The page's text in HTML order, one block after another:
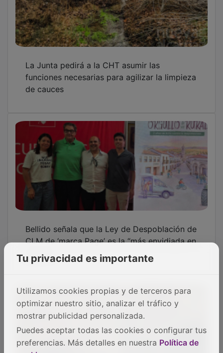
La Junta pedirá a la CHT asumir las
funciones necesarias para agilizar la limpieza
de cauces
Bellido señala que la Ley de Despoblación de
CLM de ‘marca Page’ es la “más envidiada en
España”
Tu privacidad es importante
Utilizamos cookies propias y de terceros para
optimizar nuestro sitio, analizar el tráfico y
mostrar publicidad personalizada.
Puedes aceptar todas las cookies o configurar tus
preferencias. Más detalles en nuestra Política de